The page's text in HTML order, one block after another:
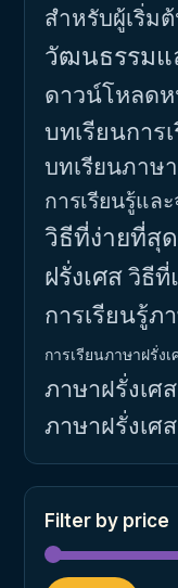
สำหรับผู้เริ่ม
วัฒนธรรมแ
ดาวน์โหลดห
บทเรียนการ
บทเรียนภาษ
การเรียนรู้แล
วิธีที่ง่ายที่สุ
ฝรั่งเศสวิธีที่
การเรียนรู้ภ
การเรียนภาษาฝรั่งเ
ภาษาฝรั่งเศส
ภาษาฝรั่งเศส
Filter by price